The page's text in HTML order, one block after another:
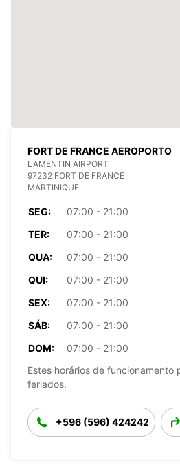
FORT DE FRANCE AEROPORTO
LAMENTIN AIRPORT
97232 FORT DE FRANCE
MARTINIQUE
SEG:
07:00 - 21:00
TER:
07:00 - 21:00
QUA:
07:00 - 21:00
QUI:
07:00 - 21:00
SEX:
07:00 - 21:00
SÁB:
07:00 - 21:00
DOM:
07:00 - 21:00
Estes horários de funcionamento
feriados.
+596 (596) 424242